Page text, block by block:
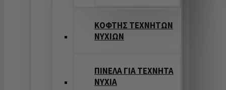
ΚΟΦΤΗΣ ΤΕΧΝΗΤΩΝ
ΝΥΧΙΩΝ
ΠΙΝΕΛΑ ΓΙΑ ΤΕΧΝΗΤΑ
ΝΥΧΙΑ